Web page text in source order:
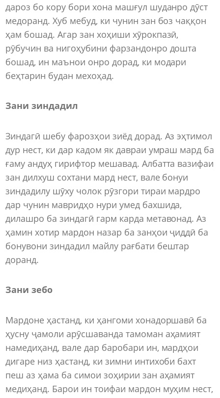
дароз бо кору бори хона машғул шуданро дӯст
медоранд. Хуб мебуд, ки чунин зан боз чаққон
ҳам бошад. Агар зан хоҳиши хӯрокпазӣ,
рӯбучин ва нигоҳубини фарзандонро дошта
бошад, ин маънои онро дорад, ки модари
беҳтарин будан мехоҳад.
Зани зиндадил
Зиндагӣ шебу фарозҳои зиёд дорад. Аз эҳтимол
дур нест, ки дар кадом як давраи умраш мард ба
ғаму андуҳ гирифтор мешавад. Албатта вазифаи
зан дилхуш сохтани мард нест, вале бонуи
зиндадилу шӯху чолок рӯзгори тираи мардро
дар чунин мавридҳо нури умед бахшида,
дилашро ба зиндагӣ гарм карда метавонад. Аз
ҳамин хотир мардон назар ба занҳои ҷиддӣ ба
бонувони зиндадил майлу рағбати бештар
доранд.
Зани зебо
Мардоне ҳастанд, ки ҳангоми хонадоршавӣ ба
ҳусну ҷамоли арӯсшаванда тамоман аҳамият
намедиҳанд, вале дар баробари ин, мардҳои
дигаре низ ҳастанд, ки зимни интихоби бахт
пеш аз ҳама ба симои зоҳирии зан аҳамият
медиҳанд. Барои ин тоифаи мардон муҳим нест,